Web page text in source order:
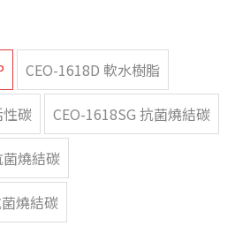
CEO-1618D 軟水樹脂
性碳 CEO-1618SG 抗菌燒結碳
燒結碳
燒結碳